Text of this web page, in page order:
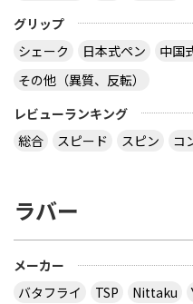
グリップ
シェーク
日本式ペン 中国
その他（異質、反転）
レビューランキング
総合
スピード スピン コ
ラバー
メーカー
バタフライ
TSP Nittaku